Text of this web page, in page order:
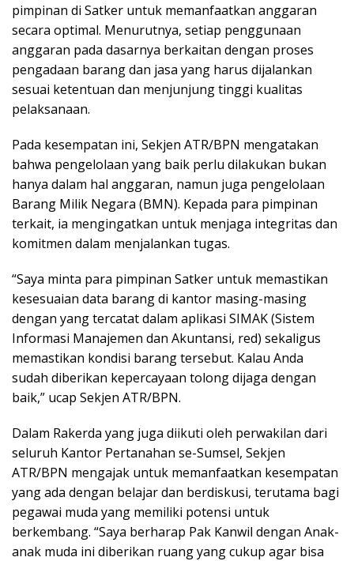
pimpinan di Satker untuk memanfaatkan anggaran
secara optimal. Menurutnya, setiap penggunaan
anggaran pada dasarnya berkaitan dengan proses
pengadaan barang dan jasa yang harus dijalankan
sesuai ketentuan dan menjunjung tinggi kualitas
pelaksanaan.
Pada kesempatan ini, Sekjen ATR/BPN mengatakan
bahwa pengelolaan yang baik perlu dilakukan bukan
hanya dalam hal anggaran, namun juga pengelolaan
Barang Milik Negara (BMN). Kepada para pimpinan
terkait, ia mengingatkan untuk menjaga integritas dan
komitmen dalam menjalankan tugas.
“Saya minta para pimpinan Satker untuk memastikan
kesesuaian data barang di kantor masing-masing
dengan yang tercatat dalam aplikasi SIMAK (Sistem
Informasi Manajemen dan Akuntansi, red) sekaligus
memastikan kondisi barang tersebut. Kalau Anda
sudah diberikan kepercayaan tolong dijaga dengan
baik,” ucap Sekjen ATR/BPN.
Dalam Rakerda yang juga diikuti oleh perwakilan dari
seluruh Kantor Pertanahan se-Sumsel, Sekjen
ATR/BPN mengajak untuk memanfaatkan kesempatan
yang ada dengan belajar dan berdiskusi, terutama bagi
pegawai muda yang memiliki potensi untuk
berkembang. “Saya berharap Pak Kanwil dengan Anak-
anak muda ini diberikan ruang yang cukup agar bisa